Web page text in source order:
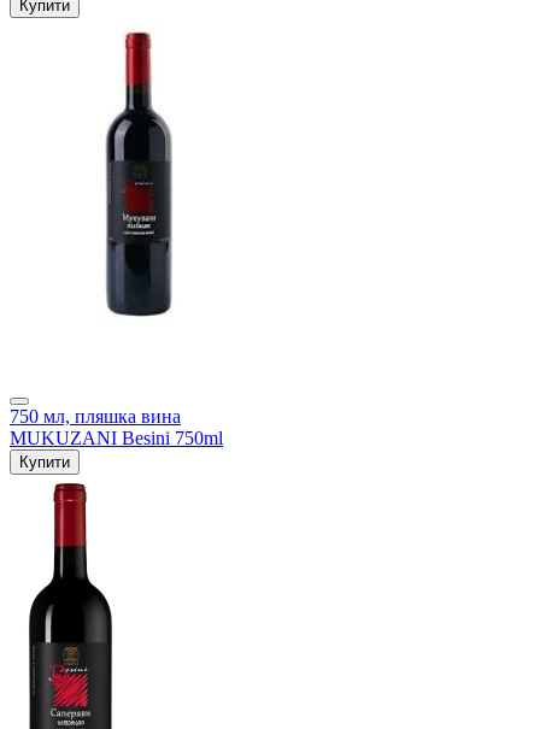
Купити
750 мл, пляшка вина
MUKUZANI Besini 750ml
Купити